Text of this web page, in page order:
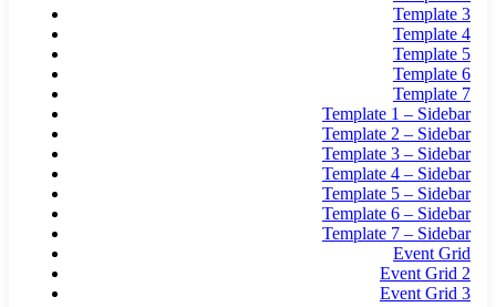
Template 3
Template 4
Template 5
Template 6
Template 7
Template 1 – Sidebar
Template 2 – Sidebar
Template 3 – Sidebar
Template 4 – Sidebar
Template 5 – Sidebar
Template 6 – Sidebar
Template 7 – Sidebar
Event Grid
Event Grid 2
Event Grid 3